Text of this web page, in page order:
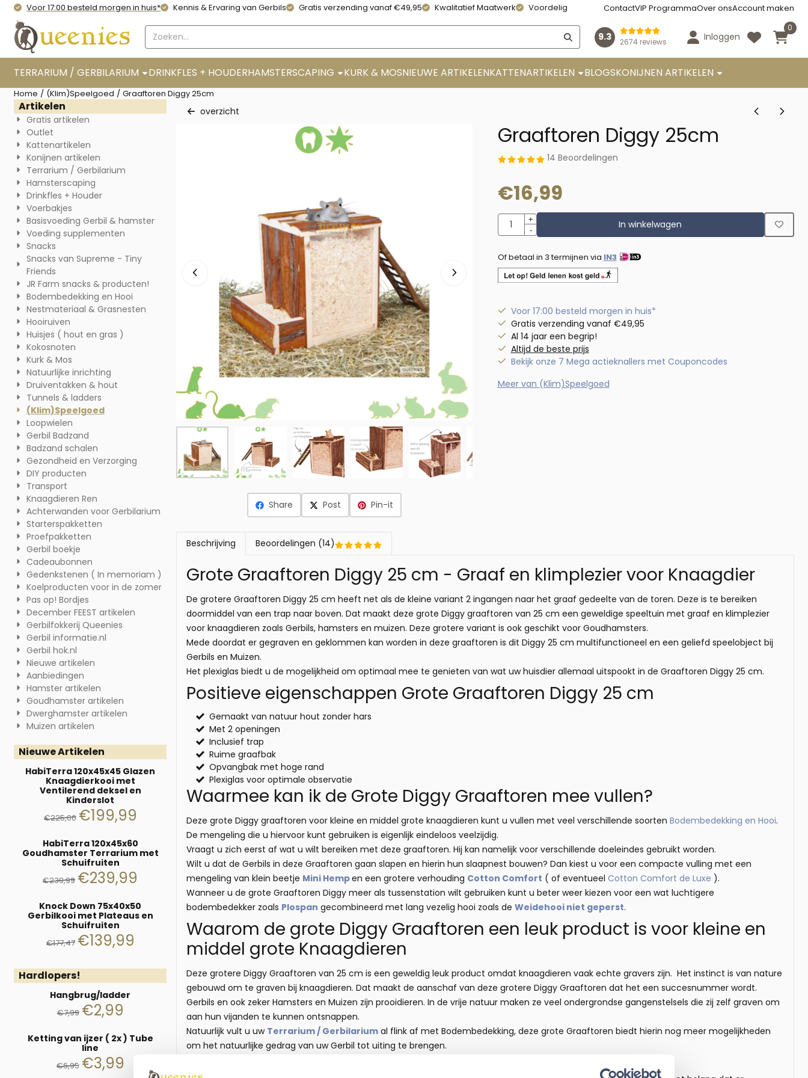
Cookievoorkeuren zijn momenteel gesloten.
Voor 17:00 besteld morgen in huis* Kennis & Ervaring van Gerbils Gratis verzending vanaf €49,95 Kwalitatief Maatwerk Voordelig ContactVIP ProgrammaOver onsAccount maken
Zoeken 9.3 2674 reviews Inloggen
0
TERRARIUM / GERBILARIUM DRINKFLES + HOUDERHAMSTERSCAPING KURK & MOSNIEUWE ARTIKELENKATTENARTIKELEN BLOGSKONIJNEN ARTIKELEN
Home / (Klim)Speelgoed / Graaftoren Diggy 25cm
Artikelen
Gratis artikelen
Outlet
Kattenartikelen
Konijnen artikelen
Terrarium / Gerbilarium
Hamsterscaping
Drinkfles + Houder
Voerbakjes
Basisvoeding Gerbil & hamster
Voeding supplementen
Snacks
Snacks van Supreme - Tiny
Friends
JR Farm snacks & producten!
Bodembedekking en Hooi
Nestmateriaal & Grasnesten
Hooiruiven
Huisjes ( hout en gras )
Kokosnoten
Kurk & Mos
Natuurlijke inrichting
Druiventakken & hout
Tunnels & ladders
(Klim)Speelgoed
Loopwielen
Gerbil Badzand
Badzand schalen
Gezondheid en Verzorging
DIY producten
Transport
Knaagdieren Ren
Achterwanden voor Gerbilarium
Starterspakketten
Proefpakketten
Gerbil boekje
Cadeaubonnen
Gedenkstenen ( In memoriam )
Koelproducten voor in de zomer
Pas op! Bordjes
December FEEST artikelen
Gerbilfokkerij Queenies
Gerbil informatie.nl
Gerbil hok.nl
Nieuwe artikelen
Aanbiedingen
Hamster artikelen
Goudhamster artikelen
Dwerghamster artikelen
Muizen artikelen
Nieuwe Artikelen
HabiTerra 120x45x45 Glazen
Knaagdierkooi met
Ventilerend deksel en
Kinderslot
€225,00 €199,99
HabiTerra 120x45x60
Goudhamster Terrarium met
Schuifruiten
€239,99 €239,99
Knock Down 75x40x50
Gerbilkooi met Plateaus en
Schuifruiten
€177,47 €139,99
Hardlopers!
Hangbrug/ladder
€7,99 €2,99
Ketting van ijzer ( 2x ) Tube
line
€6,95 €3,99
overzicht
Share Post Pin-it
Graaftoren Diggy 25cm
14 Beoordelingen
€16,99
Aantal
+
-
In winkelwagen
Of betaal in 3 termijnen via IN3
Voor 17:00 besteld morgen in huis*
Gratis verzending vanaf €49,95
Al 14 jaar een begrip!
Altijd de beste prijs
Bekijk onze 7 Mega actieknallers met Couponcodes
Meer van (Klim)Speelgoed
Beschrijving Beoordelingen (14)
Grote Graaftoren Diggy 25 cm - Graaf en klimplezier voor Knaagdier
De grotere Graaftoren Diggy 25 cm heeft net als de kleine variant 2 ingangen naar het graaf gedeelte van de toren. Deze is te bereiken
doormiddel van een trap naar boven. Dat maakt deze grote Diggy graaftoren van 25 cm een geweldige speeltuin met graaf en klimplezier
voor knaagdieren zoals Gerbils, hamsters en muizen. Deze grotere variant is ook geschikt voor Goudhamsters.
Mede doordat er gegraven en geklommen kan worden in deze graaftoren is dit Diggy 25 cm multifunctioneel en een geliefd speelobject bij
Gerbils en Muizen.
Het plexiglas biedt u de mogelijkheid om optimaal mee te genieten van wat uw huisdier allemaal uitspookt in de Graaftoren Diggy 25 cm.
Positieve eigenschappen Grote Graaftoren Diggy 25 cm
Gemaakt van natuur hout zonder hars
Met 2 openingen
Inclusief trap
Ruime graafbak
Opvangbak met hoge rand
Plexiglas voor optimale observatie
Waarmee kan ik de Grote Diggy Graaftoren mee vullen?
Deze grote Diggy graaftoren voor kleine en middel grote knaagdieren kunt u vullen met veel verschillende soortenBodembedekking en Hooi.
De mengeling die u hiervoor kunt gebruiken is eigenlijk eindeloos veelzijdig.
Vraagt u zich eerst af wat u wilt bereiken met deze graaftoren. Hij kan namelijk voor verschillende doeleindes gebruikt worden.
Wilt u dat de Gerbils in deze Graaftoren gaan slapen en hierin hun slaapnest bouwen? Dan kiest u voor een compacte vulling met een
mengeling van klein beetje Mini Hempen een grotere verhouding Cotton Comfort ( of eventueelCotton Comfort de Luxe ).
Wanneer u de grote Graaftoren Diggy meer als tussenstation wilt gebruiken kunt u beter weer kiezen voor een wat luchtigere
bodembedekker zoals Plospan gecombineerd met lang vezelig hooi zoals deWeidehooi niet geperst.
Waarom de grote Diggy Graaftoren een leuk product is voor kleine en
middel grote Knaagdieren
Deze grotere Diggy Graaftoren van 25 cm is een geweldig leuk product omdat knaagdieren vaak echte gravers zijn. Het instinct is van nature
gebouwd om te graven bij knaagdieren. Dat maakt de aanschaf van deze grotere Diggy Graaftoren dat het een succesnummer wordt.
Gerbils en ook zeker Hamsters en Muizen zijn prooidieren. In de vrije natuur maken ze veel ondergrondse gangenstelsels die zij zelf graven om
aan hun vijanden te kunnen ontsnappen.
Natuurlijk vult u uw Terrarium / Gerbilarium al flink af met Bodembedekking, deze grote Graaftoren biedt hierin nog meer mogelijkheden
om het natuurlijke gedrag van uw Gerbil tot uiting te brengen.